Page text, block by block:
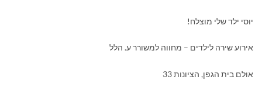
יוסי ילד שלי מוצלח!
אירוע שירה לילדים – מחווה למשורר ע. הלל
אולם בית הגפן, הציונות 33